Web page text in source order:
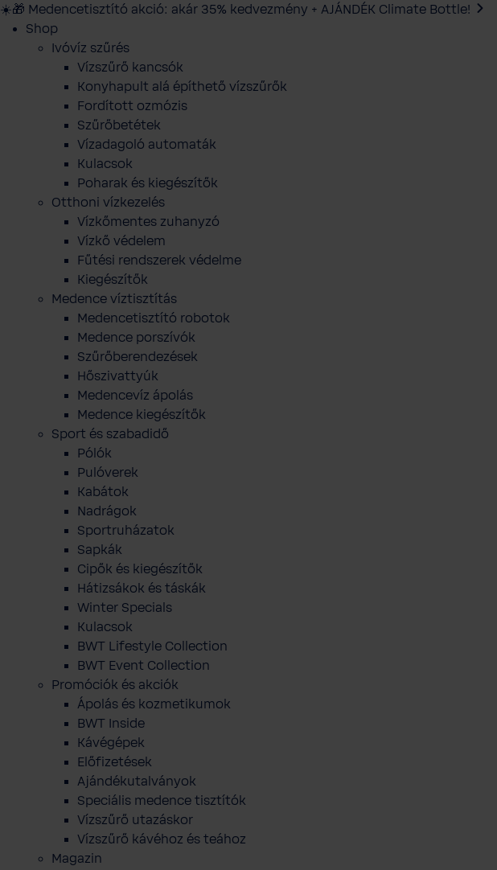
☀️🎁 Medencetisztító akció: akár 35% kedvezmény + AJÁNDÉK Climate Bottle!
Shop
Ivóvíz szűrés
Vízszűrő kancsók
Konyhapult alá építhető vízszűrők
Fordított ozmózis
Szűrőbetétek
Vízadagoló automaták
Kulacsok
Poharak és kiegészítők
Otthoni vízkezelés
Vízkőmentes zuhanyzó
Vízkő védelem
Fűtési rendszerek védelme
Kiegészítők
Medence víztisztítás
Medencetisztító robotok
Medence porszívók
Szűrőberendezések
Hőszivattyúk
Medencevíz ápolás
Medence kiegészítők
Sport és szabadidő
Pólók
Pulóverek
Kabátok
Nadrágok
Sportruházatok
Sapkák
Cipők és kiegészítők
Hátizsákok és táskák
Winter Specials
Kulacsok
BWT Lifestyle Collection
BWT Event Collection
Promóciók és akciók
Ápolás és kozmetikumok
BWT Inside
Kávégépek
Előfizetések
Ajándékutalványok
Speciális medence tisztítók
Vízszűrő utazáskor
Vízszűrő kávéhoz és teához
Magazin